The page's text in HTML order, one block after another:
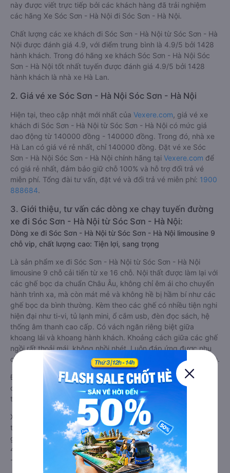
này được viết trực tiếp bởi các khách hàng đã trải nghiệm
các hãng Xe Sóc Sơn - Hà Nội đi Sóc Sơn - Hà Nội.
Chất lượng các xe khách đi Sóc Sơn - Hà Nội từ Sóc Sơn - Hà
Nội được đánh giá 4.9, với điểm trung bình là 4.9/5 bởi 1428
hành khách. Trong đó hãng xe khách Sóc Sơn - Hà Nội Sóc
Sơn - Hà Nội tốt nhất tuyến được đánh giá 4.9/5 bởi 1428
hành khách là nhà xe Hà Lan.
2. Giá vé xe Sóc Sơn - Hà Nội Sóc Sơn - Hà Nội
Hiện tại, theo cập nhật mới nhất của Vexere.com , giá vé xe
khách đi Sóc Sơn - Hà Nội từ Sóc Sơn - Hà Nội có mức giá
dao động từ 140000 đồng - 140000 đồng. Trong đó, nhà xe
Hà Lan có giá vé rẻ nhất, chỉ 140000 đồng. Đặt vé xe Sóc
Sơn - Hà Nội Sóc Sơn - Hà Nội chính hãng tại Vexere.com để
có giá rẻ nhất, đảm bảo giữ chỗ 100% và hỗ trợ đổi trả vé
miễn phí. Tổng đài tư vấn, đặt vé và đổi trả vé miễn phí: 1900
888684.
3. Giới thiệu, tư vấn các dòng xe chạy tuyến đường
xe đi Sóc Sơn - Hà Nội từ Sóc Sơn - Hà Nội:
Dòng xe đi Sóc Sơn - Hà Nội từ Sóc Sơn - Hà Nội limousine 9
chỗ vip, chất lượng cao: Tiện lợi, sang trọng
Là sản phẩm xe đi Sóc Sơn - Hà Nội từ Sóc Sơn - Hà Nội
limousine 9 chỗ cải tiến từ xe 16 chỗ. Nội thất được làm lại với
các ghế bọc da chuẩn Châu Âu, không chỉ êm ái cho chuyến
hành trình xa, mà còn mát mẻ và không hề bị hầm bí như các
ghế bọc da bình thường. Kèm theo các ghế có nhiều tiện nghi
hiện đại như ti-vi, tủ lạnh mini, ổ cắm usb, đèn đọc sách, hệ
thống âm thanh cao cấp. Có vách ngăn riêng biệt giữa
khoang lái và khoang hành khách. Khoảng cách giữa các ghế
ngồi rất thoải mái, không nhồi nhét. Luôn đáp ứng được nhu
cầu về sang trọng, thoải mái và tiện nghi trong việc di chuyển.
Đây là loại xe Sóc Sơn - Hà Nội Sóc Sơn - Hà Nội có hỗ trợ
đón/trả tận nơi miễn phí tại nội thành Sóc Sơn - Hà Nội và nội
thành Sóc Sơn - Hà Nội, rất thuận tiện cho du khách.
Xe Sóc Sơn - Hà Nội Sóc Sơn - Hà Nội limousine tốt nhất: Xe
từ Sóc Sơn - Hà Nội đi Sóc Sơn - Hà Nội limousine được đánh
giá chung có chất lượng Tốt với điểm đánh giá trung bình từ
4.9/5 dựa trên 1428 phản hồi của hành khách Xe về Sóc Sơn
- Hà Nội từ Sóc Sơn - Hà Nội.